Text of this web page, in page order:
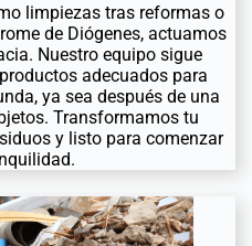
limpiezas tras reformas o
de Diógenes, actuamos
Nuestro equipo sigue
adecuados para
ya sea después de una
Transformamos tu
y listo para comenzar